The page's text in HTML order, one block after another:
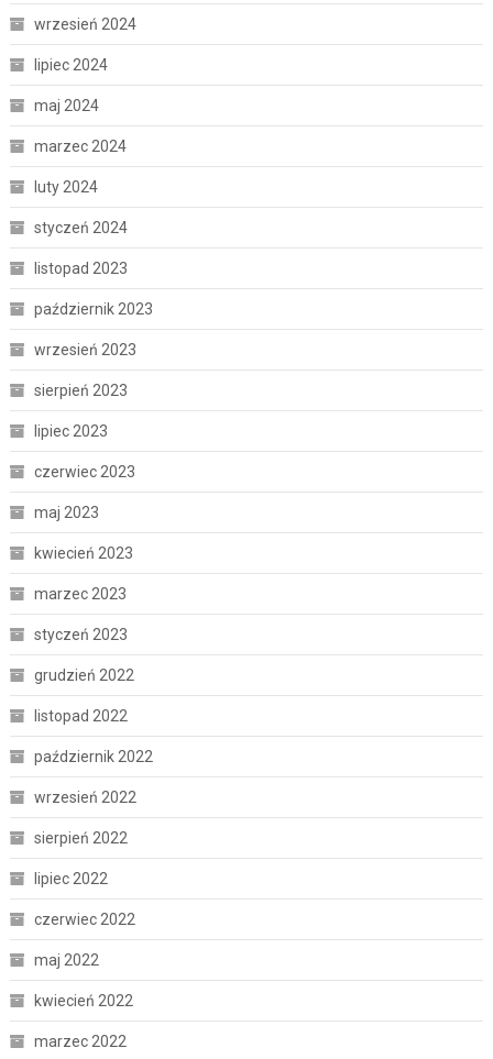
wrzesień 2024
lipiec 2024
maj 2024
marzec 2024
luty 2024
styczeń 2024
listopad 2023
październik 2023
wrzesień 2023
sierpień 2023
lipiec 2023
czerwiec 2023
maj 2023
kwiecień 2023
marzec 2023
styczeń 2023
grudzień 2022
listopad 2022
październik 2022
wrzesień 2022
sierpień 2022
lipiec 2022
czerwiec 2022
maj 2022
kwiecień 2022
marzec 2022